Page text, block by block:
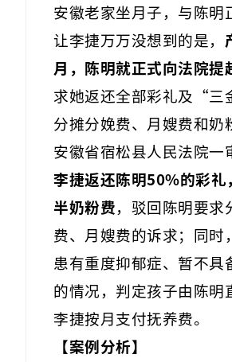
安徽老家坐月子，与陈明
让李捷万万没想到的是，
月，陈明就正式向法院提
求她返还全部彩礼及“
分摊分娩费、月嫂费和奶
安徽省宿松县人民法院一
李捷返还陈明50%的彩礼
半奶粉费，驳回陈明要求
费、月嫂费的诉求；同时
患有重度抑郁症、暂不具
的情况，判定孩子由陈明
李捷按月支付抚养费。
【案例分析】